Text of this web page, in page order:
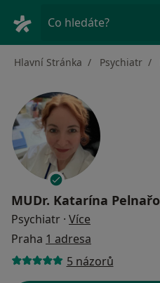
Co hledáte?
Hlavní Stránka Psychiatr
MUDr. Katarína
Psychiatr · Více
Praha 1 adresa
5 názorů